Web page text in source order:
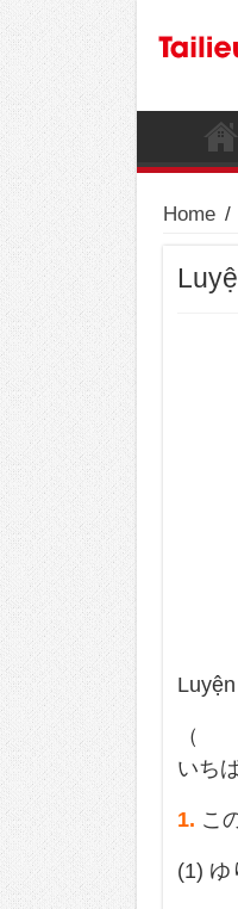
Home /
（
いち
1. こ
(1)